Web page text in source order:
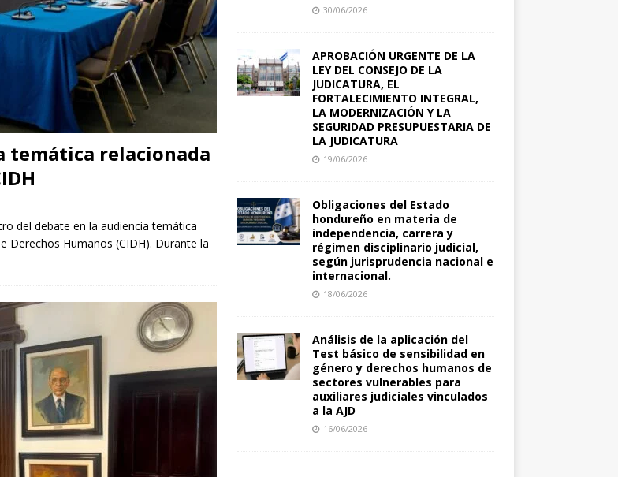
temática relacionada
del debate en la audiencia temática
Derechos Humanos (CIDH). Durante la
30/06/2026
APROBACIÓN URGENTE DE LA
LEY DEL CONSEJO DE LA
JUDICATURA, EL
FORTALECIMIENTO INTEGRAL,
LA MODERNIZACIÓN Y LA
SEGURIDAD PRESUPUESTARIA DE
LA JUDICATURA
19/06/2026
Obligaciones del Estado
hondureño en materia de
independencia, carrera y
régimen disciplinario judicial,
según jurisprudencia nacional e
internacional.
18/06/2026
Análisis de la aplicación del
Test básico de sensibilidad en
género y derechos humanos de
sectores vulnerables para
auxiliares judiciales vinculados
a la AJD
16/06/2026